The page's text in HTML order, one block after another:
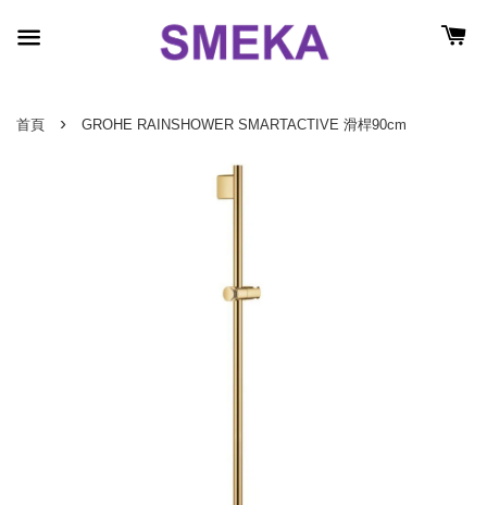
首頁 › GROHE RAINSHOWER SMARTACTIVE 滑桿90cm